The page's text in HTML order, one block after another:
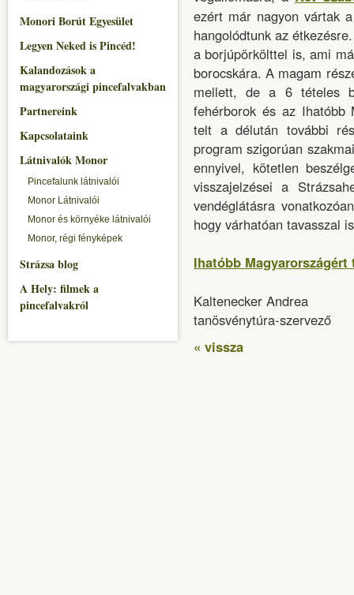
Monori Borút Egyesület
Legyen Neked is Pincéd!
Kalandozások a
magyarországi pincefalvakban
Partnereink
Kapcsolataink
Látnivalók Monor
Pincefalunk látnivalói
Monor Látnivalói
Monor és környéke látnivalói
Monor, régi fényképek
Strázsa blog
A Hely: filmek a
pincefalvakról
ezért már nagyon vártak
hangolódtunk az
a borjúpörkölttel is, ami
borocskára. A magam
mellett, de a 6 tételes
fehérborok és az Ihatóbb
telt a délután további
program szigorúan
ennyivel, kötetlen
visszajelzései a
vendéglátásra
hogy várhatóan tavasszal
Ihatóbb Magyarországért
Kaltenecker Andrea
tanösvénytúra-szervező
« vissza